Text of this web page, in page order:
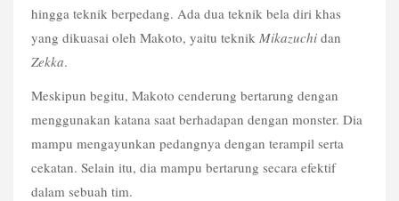
hingga teknik berpedang. Ada dua teknik bela diri khas
yang dikuasai oleh Makoto, yaitu teknik Mikazuchi
Zekka.
Meskipun begitu, Makoto cenderung bertarung dengan
menggunakan katana saat berhadapan dengan monster. Dia
mampu mengayunkan pedangnya dengan terampil serta
cekatan. Selain itu, dia mampu bertarung secara efektif
dalam sebuah tim.